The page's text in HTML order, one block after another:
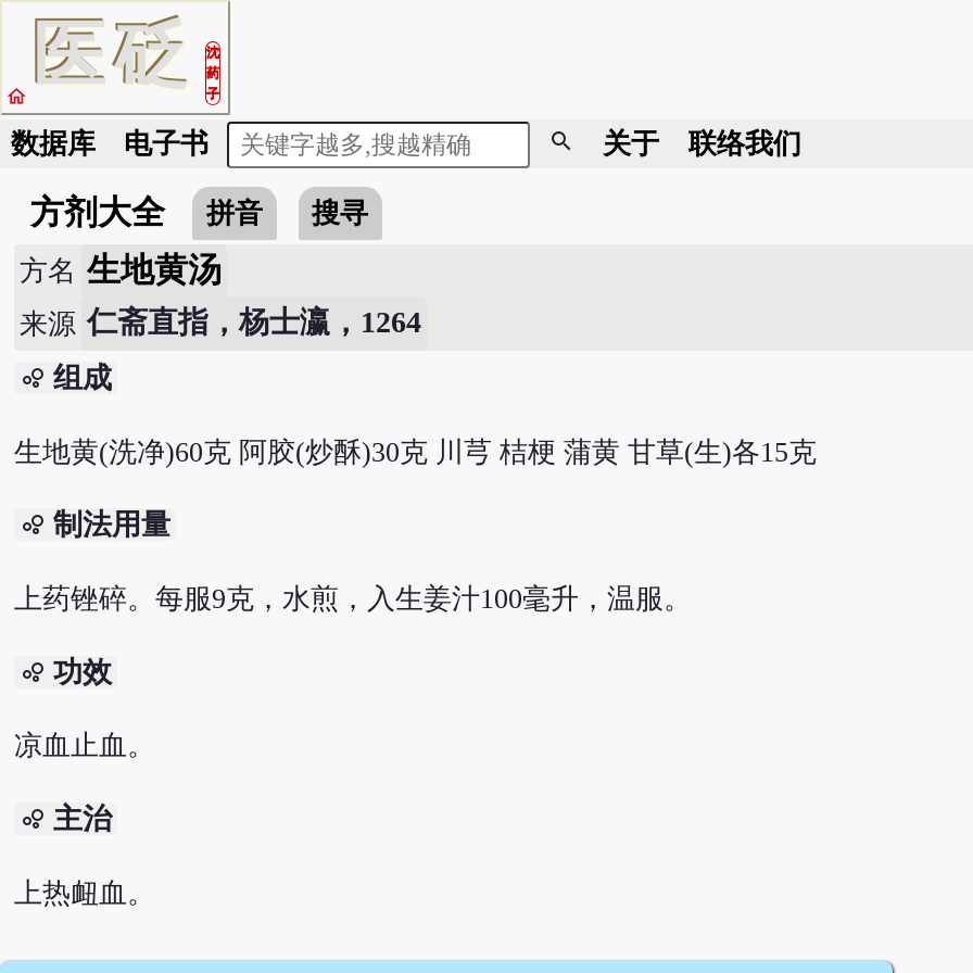
医砭
沈
药
子
home
数据库 电子书 search 关于 联络我们
方剂大全 拼音 搜寻
方名 生地黄汤
来源 仁斋直指，杨士瀛，1264
bubble_chart 组成
生地黄(洗净)60克 阿胶(炒酥)30克 川芎 桔梗 蒲黄 甘草(生)各15克
bubble_chart 制法用量
上药锉碎。每服9克，水煎，入生姜汁100毫升，温服。
bubble_chart 功效
凉血止血。
bubble_chart 主治
上热衄血。